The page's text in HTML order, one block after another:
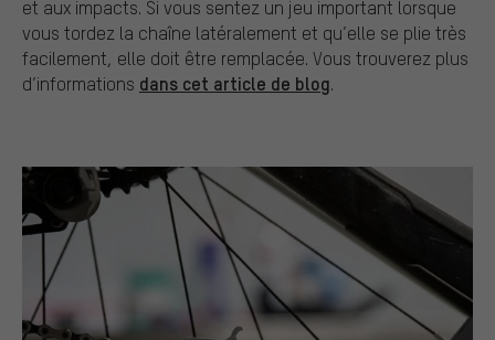
et aux impacts. Si vous sentez un jeu important lorsque
vous tordez la chaîne latéralement et qu’elle se plie très
facilement, elle doit être remplacée. Vous trouverez plus
d’informations dans cet article de blog.